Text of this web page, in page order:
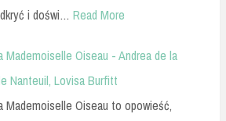
i doświ… Read More
Mademoiselle Oiseau - Andrea de la
Nanteuil, Lovisa Burfitt
Mademoiselle Oiseau to opowieść,